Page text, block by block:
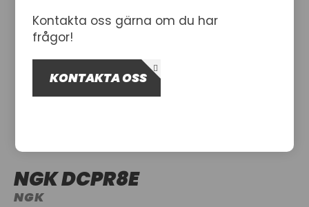
NGK DCPR8E
NGK
Kontakta oss gärna om du har
frågor!
KONTAKTA OSS